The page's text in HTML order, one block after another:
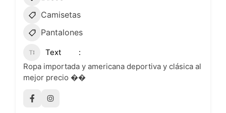
Camisetas
Pantalones
Text
Ropa importada y americana deportiva y clásica al
mejor precio ��